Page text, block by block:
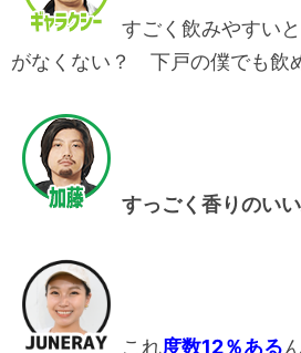
すごく飲みやすい
がなくない？ 下戸の僕でも飲
すっごく香りのい
これ度数12％ある